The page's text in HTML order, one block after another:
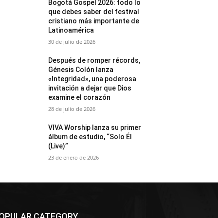
Bogotá Gospel 2026: todo lo
que debes saber del festival
cristiano más importante de
Latinoamérica
30 de julio de 2026
Después de romper récords,
Génesis Colón lanza
«Integridad», una poderosa
invitación a dejar que Dios
examine el corazón
28 de julio de 2026
VIVA Worship lanza su primer
álbum de estudio, “Solo Él
(Live)”
23 de enero de 2026